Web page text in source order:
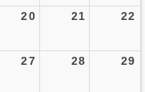
20 21 22
27 28 29